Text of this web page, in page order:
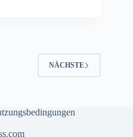
NÄCHSTE